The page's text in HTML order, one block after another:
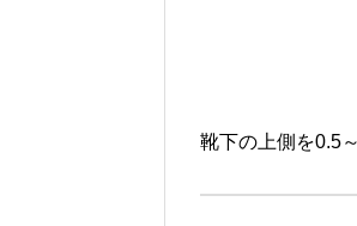
靴下の上側を0.5